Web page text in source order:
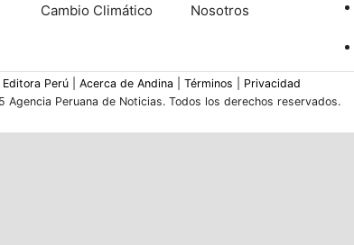
Cambio Climático
Nosotros
Editora Perú Acerca de Andina Términos
Privacidad
Agencia Peruana de Noticias. Todos los derechos reservados.